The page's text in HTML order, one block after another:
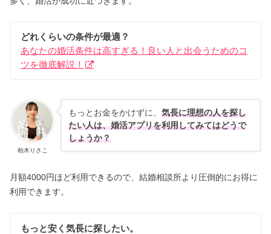
どれくらいの条件が最適？
あなたの婚活条件は高すぎる！良い人と出会うためのコ
ツを徹底解説！
柏木りさこ
もっとお金をかけずに、 気長に理想の人を探し
たい人は、婚活アプリを利用してみてはどうで
しょうか？
月額4000円ほど利用できるので、結婚相談所より圧倒的にお得に
利用できます。
もっと安く気長に探したい。